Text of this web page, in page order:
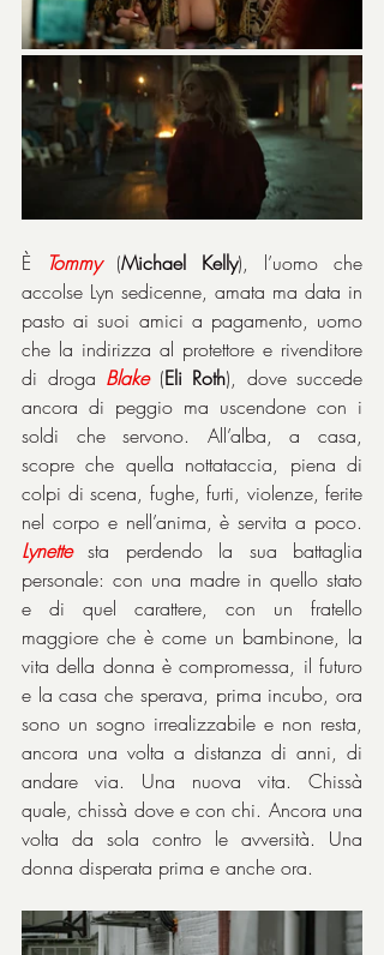
È Tommy (Michael Kelly), l’uomo che
accolse Lyn sedicenne, amata ma data in
pasto ai suoi amici a pagamento, uomo
che la indirizza al protettore e rivenditore
di droga Blake (Eli Roth), dove succede
ancora di peggio ma uscendone con i
soldi che servono. All’alba, a casa,
scopre che quella nottataccia, piena di
colpi di scena, fughe, furti, violenze, ferite
Lynette sta perdendo la sua battaglia
personale: con una madre in quello stato
e di quel carattere, con un fratello
maggiore che è come un bambinone, la
vita della donna è compromessa, il futuro
e la casa che sperava, prima incubo, ora
sono un sogno irrealizzabile e non resta,
ancora una volta a distanza di anni, di
andare via. Una nuova vita. Chissà
quale, chissà dove e con chi. Ancora una
volta da sola contro le avversità. Una
donna disperata prima e anche ora.